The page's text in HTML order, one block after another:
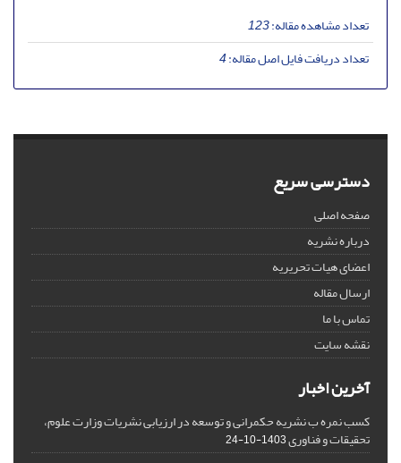
تعداد مشاهده مقاله:123
تعداد دریافت فایل اصل مقاله:4
دسترسی سریع
صفحه اصلی
درباره نشریه
اعضای هیات تحریریه
ارسال مقاله
تماس با ما
نقشه سایت
آخرین اخبار
کسب نمره ب نشریه حکمرانی و توسعه در ارزیابی نشریات وزارت علوم،
تحقیقات و فناوری1403-10-24